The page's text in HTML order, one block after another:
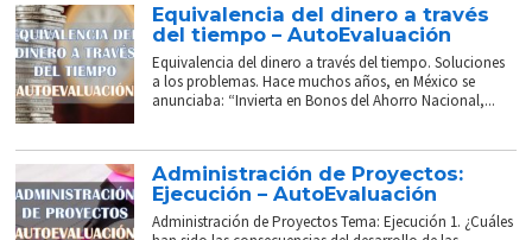
Equivalencia del dinero a través
del tiempo – AutoEvaluación
Equivalencia del dinero a través del tiempo. Soluciones
a los problemas. Hace muchos años, en México se
anunciaba: “Invierta en Bonos del Ahorro Nacional,...
Administración de Proyectos:
Ejecución – AutoEvaluación
Administración de Proyectos Tema: Ejecución 1. ¿Cuáles